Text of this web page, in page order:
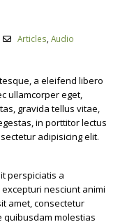
Articles ,Audio
a eleifend libero
ullamcorper eget,
gravida tellus vitae,
in porttitor lectus
adipisicing elit.
perspiciatis a
nesciunt animi
amet, consectetur
quibusdam molestias